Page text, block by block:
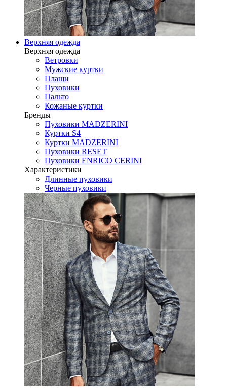
Верхняя одежда
Верхняя одежда
Ветровки
Мужские куртки
Плащи
Пуховики
Пальто
Кожаные куртки
Бренды
Пуховики MADZERINI
Куртки S4
Куртки MADZERINI
Пуховики RESET
Пуховики ENRICO CERINI
Характеристики
Длинные пуховики
Черные пуховики